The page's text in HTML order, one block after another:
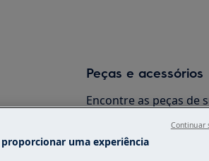
Peças e acessórios
Encontre as peças de
seu eletrodoméstico
os diretamente em
uma experiência
Continuar